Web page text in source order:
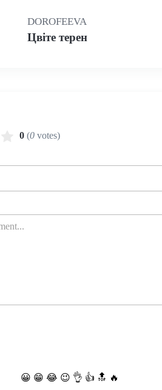
DOROFEEVA
Цвіте терен
0 (0 votes)
😀 😁 😂 😉 👌 👍 🔝 🔥